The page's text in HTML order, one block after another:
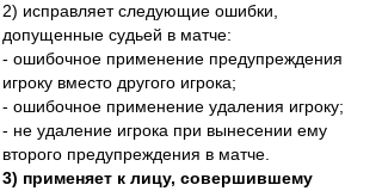
2) исправляет следующие ошибки,
допущенные судьей в матче:
- ошибочное применение предупреждения
игроку вместо другого игрока;
- ошибочное применение удаления игроку;
- не удаление игрока при вынесении ему
второго предупреждения в матче.
3) применяет к лицу, совершившему